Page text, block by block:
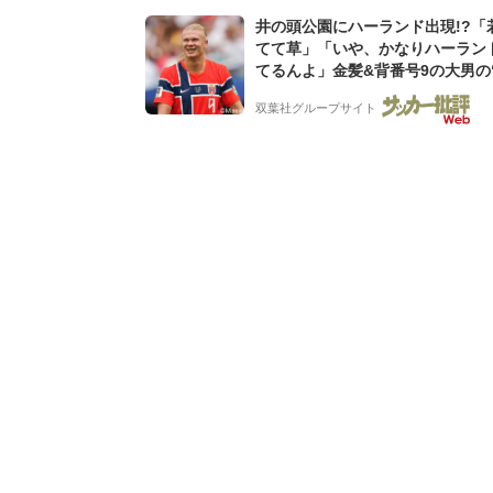
井の頭公園にハーランド出現!?「
てて草」「いや、かなりハーラン
てるんよ」金髪&背番号9の大男の
バイキング・ロー”映像が話題!「
もらった」
双葉社グループサイト